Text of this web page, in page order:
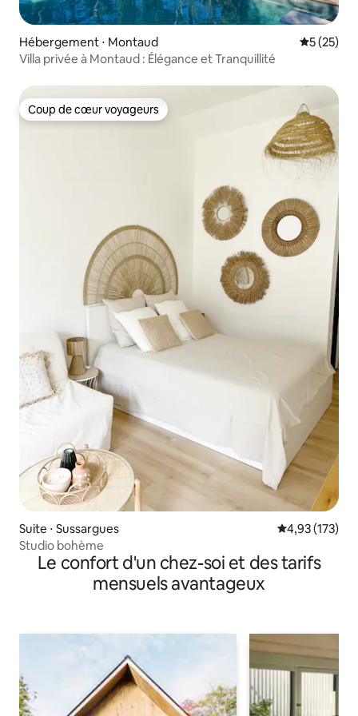
Hébergement ⋅ Montaud
5 (25)
Villa privée à Montaud : Élégance et Tranquillité
Coup de cœur voyageurs
Coup de cœur voyageurs
Suite ⋅ Sussargues Évaluation
4,93 (173)
Studio bohème
Le confort d'un chez-soi et des tarifs
mensuels avantageux